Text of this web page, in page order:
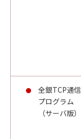
全銀TCP通信
プログラム
（サーバ版）